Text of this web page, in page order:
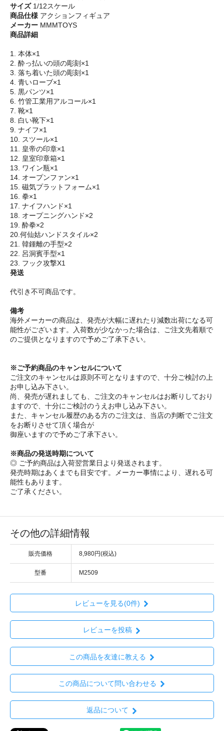
サイズ1/12スケール
商品仕様 アクションフィギュア
メーカー MMMTOYS
商品詳細
1. 本体×1
2. 酔っ払いの頭の彫刻×1
3. 落ち着いた頭の彫刻×1
4. 青いローブ×1
5. 黒パンツ×1
6. 竹管工業用アルコール×1
7. 靴×1
8. 白い靴下×1
9. ナイフ×1
10. スツール×1
11. 皇帝の印章×1
12. 皇室印章箱×1
13. ワイン瓶×1
14. オープンファン×1
15. 磁気プラットフォーム×1
16. 拳×1
17. ナイフハンド×1
18. オープニングハンド×2
19. 酔拳×2
20.何仙姑ハンドスタイル×2
21. 韓鍾離の手型×2
22. 呂洞賓手型×1
23. フック攻撃X1
発送
代引き不可商品です。
備考
海外メーカーの商品は、発売が大幅に遅れたり減数出荷になる可
能性がございます。入荷数が少なかった場合は、ご注文先着順で
のご提供となりますので予めご了承下さい。
※ご予約商品のキャンセルについて
ご注文のキャンセルは原則不可となりますので、十分ご検討の上
お申し込み下さい。
尚、発売が遅れましても、ご注文のキャンセルはお断りしており
ますので、十分にご検討のうえお申し込み下さい。
また、キャンセル履歴のある方のご注文は、当店の判断でご注文
をお断りさせて頂く場合が
御座いますので予めご了承下さい。
※商品の発送時期について
◎ ご予約商品は入荷翌営業日より発送されます。
発売時期はあくまでも目安です。メーカー事情により、遅れる可
能性もあります。
ご了承ください。
その他の詳細情報
販売価格 8,980円(税込)
型番 M2509
レビューを見る(0件)
レビューを投稿
この商品を友達に教える
この商品について問い合わせる
返品について